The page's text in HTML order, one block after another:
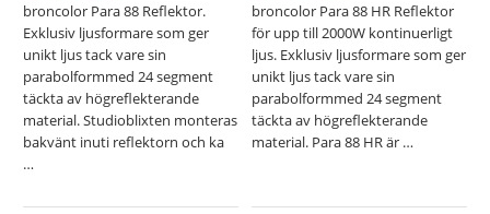
broncolor Para 88 Reflektor.
Exklusiv ljusformare som ger
unikt ljus tack vare sin
parabolformmed 24 segment
täckta av högreflekterande
material. Studioblixten monteras
bakvänt inuti reflektorn och ka
…
broncolor Para 88 HR Reflektor
för upp till 2000W kontinuerligt
ljus. Exklusiv ljusformare som ger
unikt ljus tack vare sin
parabolformmed 24 segment
täckta av högreflekterande
material. Para 88 HR är …